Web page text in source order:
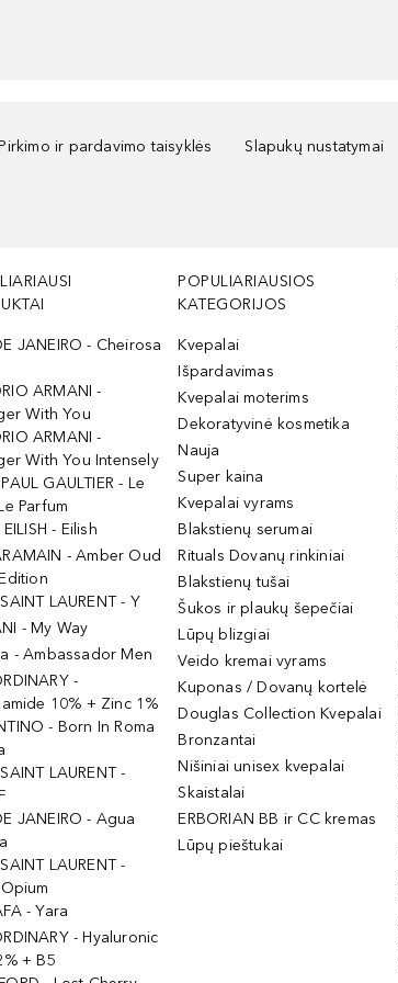
Pirkimo ir pardavimo taisyklės Slapukų nustatymai
JANEIRO - Cheirosa
ARMANI -
With You
ARMANI -
With You Intensely
GAULTIER - Le
Parfum
EILISH - Eilish
- Amber Oud
LAURENT - Y
- My Way
- Ambassador Men
-
10% + Zinc 1%
- Born In Roma
LAURENT -
JANEIRO - Agua
LAURENT -
- Yara
- Hyaluronic
+ B5
POPULIARIAUSIOS
KATEGORIJOS
Kvepalai
Išpardavimas
Kvepalai moterims
Dekoratyvinė kosmetika
Nauja
Super kaina
Kvepalai vyrams
Blakstienų serumai
Rituals Dovanų rinkiniai
Blakstienų tušai
Šukos ir plaukų šepečiai
Lūpų blizgiai
Veido kremai vyrams
Kuponas / Dovanų kortelė
Douglas Collection Kvepalai
Bronzantai
Nišiniai unisex kvepalai
Skaistalai
ERBORIAN BB ir CC kremas
Lūpų pieštukai